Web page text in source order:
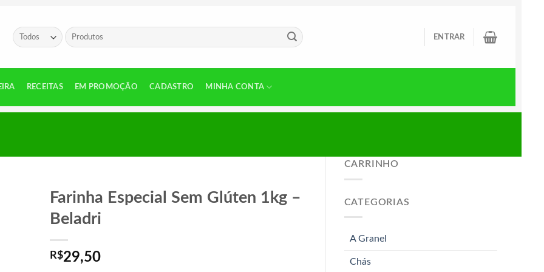
Pesquisar
por:
ENTRAR
RECEITAS EM PROMOÇÃO CADASTRO MINHA CONTA
CARRINHO
CATEGORIAS
A Granel
Chás
Farinha Especial Sem Glúten 1kg –
Beladri
R$29,50